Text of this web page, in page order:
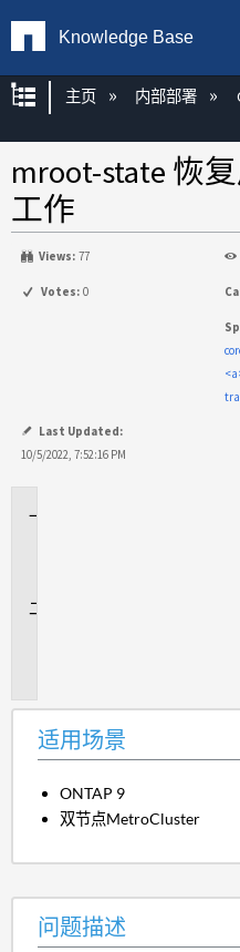
Knowledge Base
扩展/隐缩全局层
主页 内部部署
mroot-state 恢
工作
Views: 77
Votes: 0
Last Updated:
10/5/2022, 7:52:16 PM
适用场景
ONTAP 9
双节点MetroCluster
问题描述